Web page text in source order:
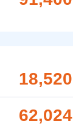
18,520
62,024